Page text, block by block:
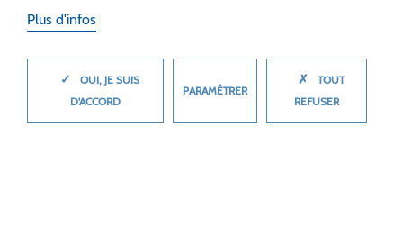
Plus d'infos
✓
OUI, JE SUIS
D'ACCORD
PARAMÈTRER
✗
TOUT
REFUSER
MASQUER